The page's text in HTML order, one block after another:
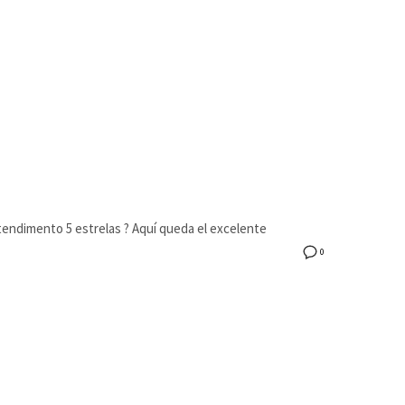
0
5 estrelas ? Aquí queda el excelente